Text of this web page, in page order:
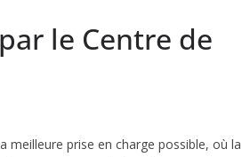
le Centre de
meilleure prise en charge possible, où la